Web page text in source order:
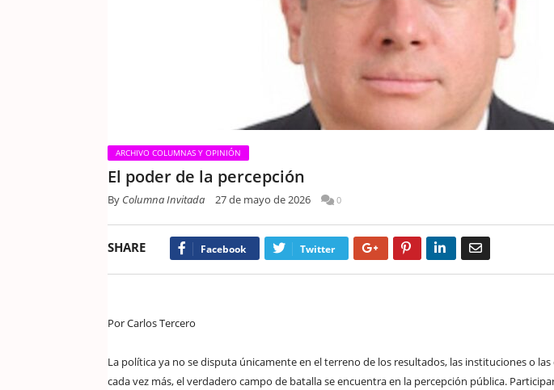
ARCHIVO COLUMNAS Y OPINIÓN
El poder de la percepción
By Columna Invitada 27 de mayo de 2026 0
SHARE Facebook Twitter Google+ Pinterest LinkedIn
Por Carlos Tercero
La política ya no se disputa únicamente en el terreno de los resultados, las instituciones o
cada vez más, el verdadero campo de batalla se encuentra en la percepción pública.